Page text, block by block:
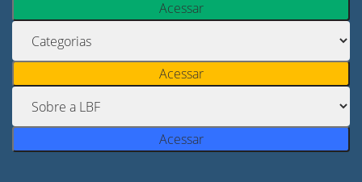
Acessar
Acessar
Acessar